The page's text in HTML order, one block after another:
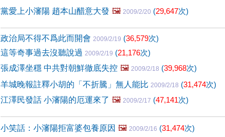
黨愛上小瀋陽 趙本山醋意大發 🖼️ 2009/2/20 (29,647次)
政治局不得不爲此而開會 2009/2/19 (36,579次)
這等奇事過去沒聽說過 2009/2/19 (21,176次)
張成澤坐穩 中共對朝鮮徹底失控 🖼️ 2009/2/18 (39,968次)
羊城晚報註釋小胡的「不折騰」無人能比 2009/2/18 (31,474次)
江澤民發話 小瀋陽的厄運來了 🖼️ 2009/2/17 (47,141次)
小笑話：小瀋陽拒富婆包養原因 🖼️ 2009/2/16 (31,474次)